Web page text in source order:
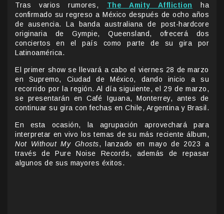
Tras varios rumores, The Amity Affliction
ha
confirmado su regreso a México después de ocho años
de ausencia. La banda australiana de post-hardcore
originaria de Gympie, Queensland, ofrecerá dos
conciertos en el país como parte de su gira por
Latinoamérica.
El primer show se llevará a cabo el viernes 28 de marzo
en Supremo, Ciudad de México, dando inicio a su
recorrido por la región. Al día siguiente, el 29 de marzo,
se presentarán en Café Iguana, Monterrey, antes de
continuar su gira con fechas en Chile, Argentina y Brasil.
En esta ocasión, la agrupación aprovechará para
interpretar en vivo los temas de su más reciente álbum,
Not Without My Ghosts, lanzado en mayo de 2023 a
través de Pure Noise Records, además de repasar
algunos de sus mayores éxitos.